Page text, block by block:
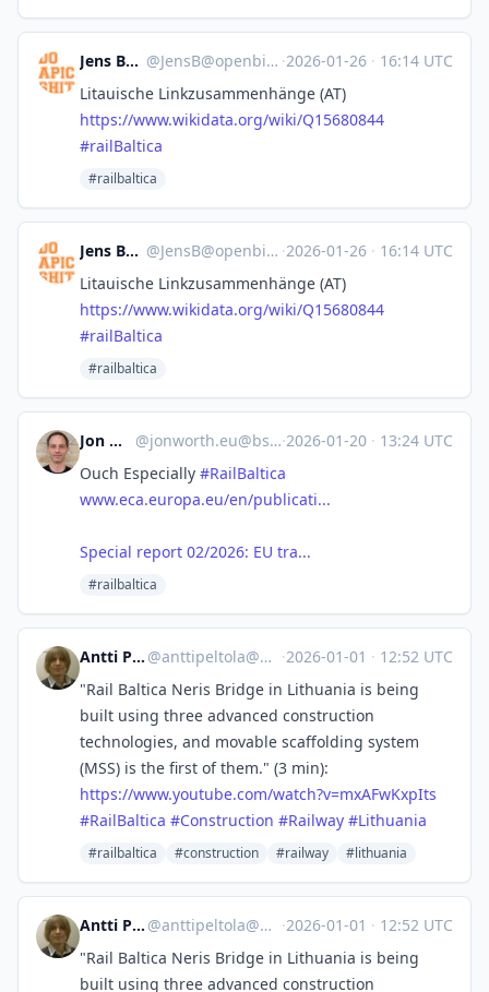
Jens Bemme @JensB@openbiblio.social ·2026-01-26 · 16:14 UTC
Litauische Linkzusammenhänge (AT)
https://www.wikidata.org/wiki/Q15680844
#railBaltica
#railbaltica
Jens Bemme @JensB@openbiblio.social ·2026-01-26 · 16:14 UTC
Litauische Linkzusammenhänge (AT)
https://www.wikidata.org/wiki/Q15680844
#railBaltica
#railbaltica
Jon Worth @jonworth.eu@bsky.brid.gy ·2026-01-20 · 13:24 UTC
Ouch Especially #RailBaltica
www.eca.europa.eu/en/publicati...
Special report 02/2026: EU tra...
#railbaltica
Antti Peltola ⁂ @anttipeltola@mastodon.world ·2026-01-01 · 12:52 UTC
"Rail Baltica Neris Bridge in Lithuania is being
built using three advanced construction
technologies, and movable scaffolding system
(MSS) is the first of them." (3 min):
https://www.youtube.com/watch?v=mxAFwKxpIts
#RailBaltica #Construction #Railway #Lithuania
#railbaltica #construction #railway #lithuania
Antti Peltola ⁂ @anttipeltola@mastodon.world ·2026-01-01 · 12:52 UTC
"Rail Baltica Neris Bridge in Lithuania is being
built using three advanced construction